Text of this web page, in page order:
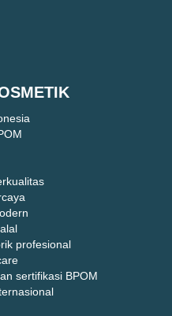
profesional
sertifikasi BPOM